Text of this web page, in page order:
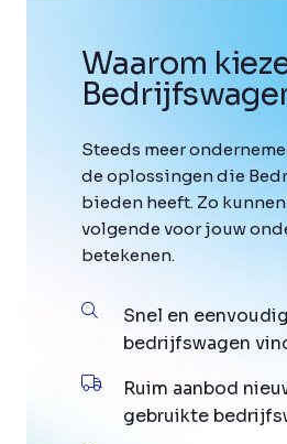
Waarom
Steeds meer
de oplossingen die
bieden heeft. Zo
volgende voor jouw
betekenen.
Snel en
bedrijfswagen
Ruim aanbod
gebruikte